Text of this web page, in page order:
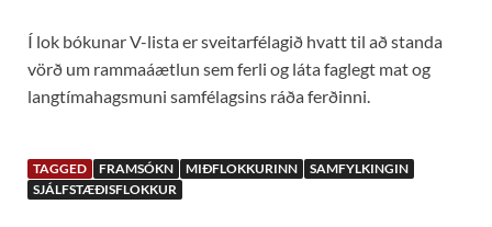
Í lok bókunar V-lista er sveitarfélagið hvatt til að standa
vörð um rammaáætlun sem ferli og láta faglegt mat og
langtímahagsmuni samfélagsins ráða ferðinni.
TAGGED FRAMSÓKN MIÐFLOKKURINN
SAMFYLKINGIN
SJÁLFSTÆÐISFLOKKUR